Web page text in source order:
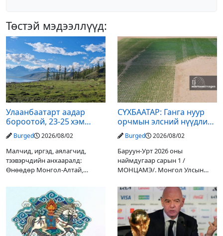
Төстэй мэдээллүүд:
Улаанбаатарт аадар
бороотой, 23-25 хэм
дулаан байна
Burged 2026/08/02
Малчид, иргэд, аялагчид,
тээвэрчдийн анхааралд:
Өнөөдөр Монгол-Алтай,
уулархаг нутгаар бороо, дуу
цахилгаантай аадар бороо
орох тул голуудын усны
түвшин нэмэгдэх, нөөлөг
СҮХБААТАР: Ганга нуур
орчмын элсний нүүдлийг
зогсоох туршилтын ажил
үр дүнгээ өгч эхэлжээ
Burged 2026/08/02
Баруун-Урт 2026 оны
наймдугаар сарын 1 /
МОНЦАМЭ/. Монгол Улсын
Дарьгангын Ганга нуурыг
сэргээн, хамгаалах төслийг
улсын төсвийн хөрөнгө
оруулалтаар хийж буй.
Төслийн